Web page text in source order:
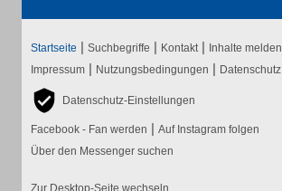
Startseite | Suchbegriffe | Kontakt | Inhalte melden
Impressum | Nutzungsbedingungen | Datenschutz
Datenschutz-Einstellungen
Facebook - Fan werden | Auf Instagram folgen
Über den Messenger suchen
Zur Desktop-Seite wechseln